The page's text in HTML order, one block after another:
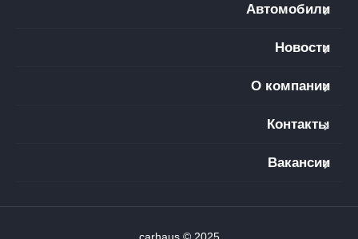
Автомобили
Новости
О компании
Контакты
Вакансии